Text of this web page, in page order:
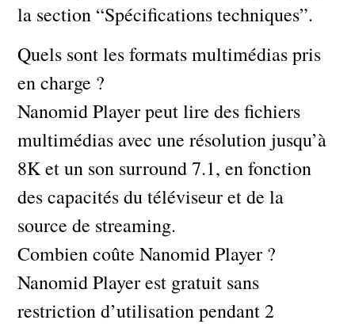
la section “Spécifications techniques”.
Quels sont les formats multimédias pris
en charge ?
Nanomid Player peut lire des fichiers
multimédias avec une résolution jusqu’à
8K et un son surround 7.1, en fonction
des capacités du téléviseur et de la
source de streaming.
Combien coûte Nanomid Player ?
Nanomid Player est gratuit sans
restriction d’utilisation pendant 2